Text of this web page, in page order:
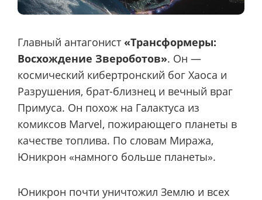
Главный антагонист «Трансформеры:
Восхождение Звероботов». Он —
космический кибертронский бог Хаоса и
Разрушения, брат-близнец и вечный враг
Примуса. Он похож на Галактуса из
комиксов Marvel, пожирающего планеты в
качестве топлива. По словам Миража,
Юникрон «намного больше планеты».
Юникрон почти уничтожил Землю и всех